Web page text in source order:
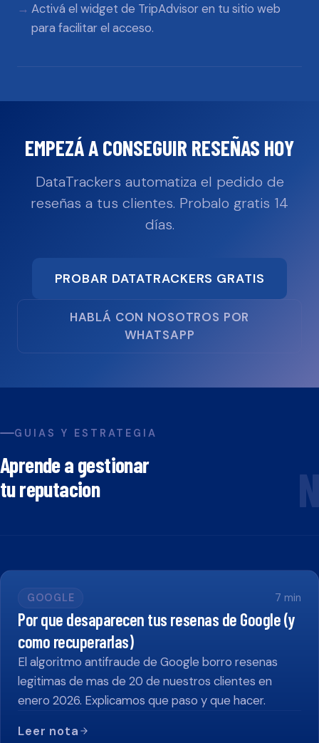
Activá el widget de TripAdvisor en tu sitio web
para facilitar el acceso.
EMPEZÁ A CONSEGUIR RESEÑAS HOY
DataTrackers automatiza el pedido de
reseñas a tus clientes. Probalo gratis 14
días.
PROBAR DATATRACKERS GRATIS
HABLÁ CON NOSOTROS POR
WHATSAPP
GUIAS Y ESTRATEGIA
Aprende a gestionar
tu reputacion
N
GOOGLE 7 min
Por que desaparecen tus resenas de Google (y
como recuperarlas)
El algoritmo antifraude de Google borro resenas
legitimas de mas de 20 de nuestros clientes en
enero 2026. Explicamos que paso y que hacer.
Leer nota